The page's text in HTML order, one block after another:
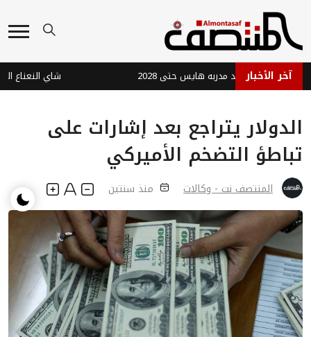
آخر الأخبار
يجدد عقد مدربه هايس حتى 2028 شاي النعناع
الدولار يتراجع بعد إشارات على
تباطؤ التضخم الأميركي
المنتصف نت - وكالات منذ سنتين